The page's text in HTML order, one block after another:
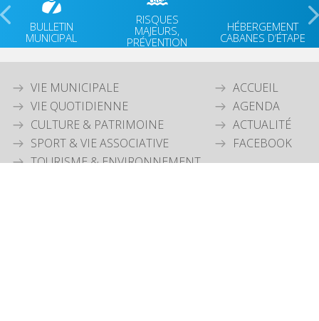
BULLETIN
MUNICIPAL
RISQUES
MAJEURS,
PRÉVENTION
HÉBERGEMENT
CABANES D’ÉTAPE
VIE MUNICIPALE
VIE QUOTIDIENNE
CULTURE & PATRIMOINE
SPORT & VIE ASSOCIATIVE
TOURISME & ENVIRONNEMENT
ACCUEIL
AGENDA
ACTUALITÉ
FACEBOOK